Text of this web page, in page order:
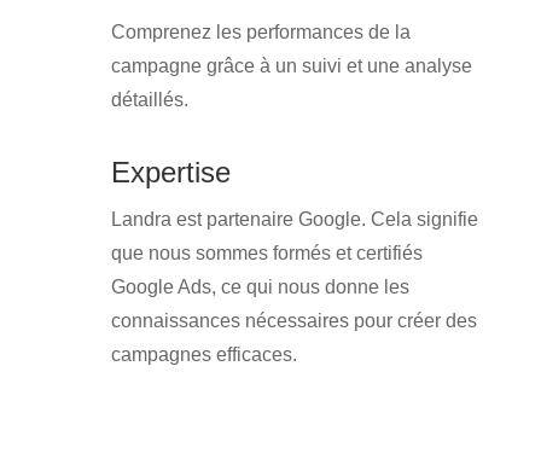
Comprenez les performances de la
campagne grâce à un suivi et une analyse
détaillés.
Expertise
Landra est partenaire Google. Cela signifie
que nous sommes formés et certifiés
Google Ads, ce qui nous donne les
connaissances nécessaires pour créer des
campagnes efficaces.